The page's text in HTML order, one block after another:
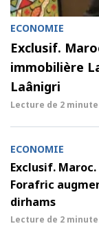
ECONOMIE
Exclusif.
immobilière
Laânigri
Lecture de 2
ECONOMIE
Exclusif. Maroc.
Forafric
dirhams
Lecture de 2